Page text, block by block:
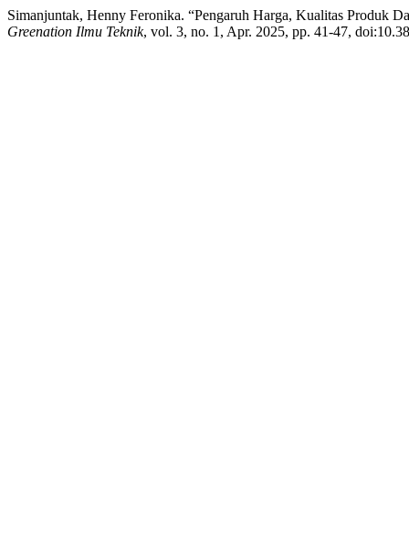
Simanjuntak, Henny Feronika. “Pengaruh Harga, Kualitas Produk
Greenation Ilmu Teknik, vol. 3, no. 1, Apr. 2025, pp. 41-47,